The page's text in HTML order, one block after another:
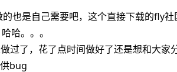
也是自己需要吧，这个直接下载的fly社
哈。。。
过了，花了点时间做好了还是想和大家
bug